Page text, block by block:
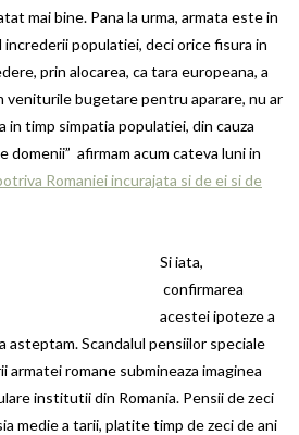
mai bine. Pana la urma, armata este in
populatiei, deci orice fisura in
prin alocarea, ca tara europeana, a
veniturile bugetare pentru aparare, nu ar
in timp simpatia populatiei, din cauza
domenii” afirmam acum cateva luni in
Romaniei incurajata si de ei si de
Si iata,
confirmarea
acestei ipoteze a
asteptam. Scandalul pensiilor speciale
romane submineaza imaginea
institutii din Romania. Pensii de zeci
medie a tarii, platite timp de zeci de ani